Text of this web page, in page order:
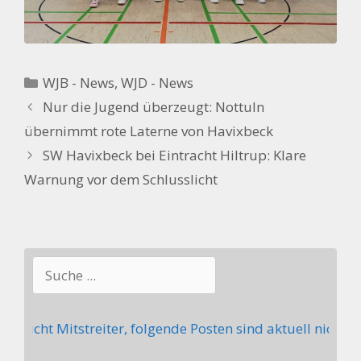
Kategorien
WJB - News,WJD - News
Nur die Jugend überzeugt: Nottuln
übernimmt rote Laterne von Havixbeck
SW Havixbeck bei Eintracht Hiltrup: Klare
Warnung vor dem Schlusslicht
Mitstreiter, folgende Posten sind aktuell nicht